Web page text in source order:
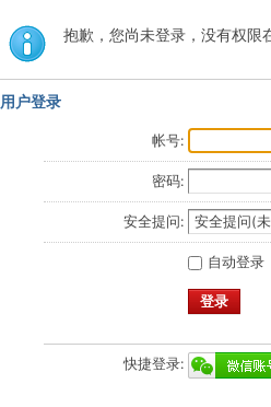
抱歉，您尚未登录，没有权限
用户登录
帐号:
密码:
安全提问:
自动登录
登录
快捷登录: